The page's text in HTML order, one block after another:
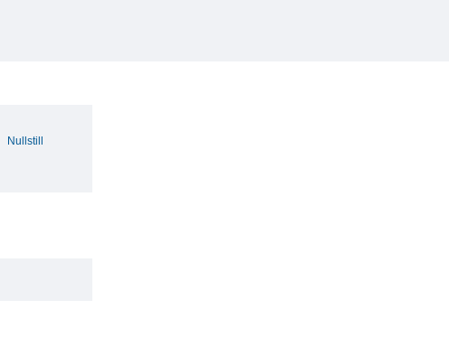
Nullstill